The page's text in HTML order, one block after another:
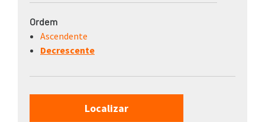
Ordem
Ascendente
Decrescente